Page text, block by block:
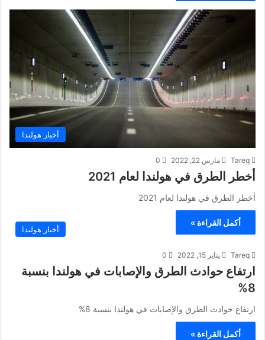
أخبار هولندا
Tareq مارس 22, 2022 0
أخطر الطرق في هولندا لعام 2021
أخطر الطرق في هولندا لعام 2021
أكمل القراءة »
أخبار هولندا
Tareq يناير 15, 2022 0
ارتفاع حوادث الطرق والإصابات في هولندا بنسبة
8%
ارتفاع حوادث الطرق والإصابات في هولندا بنسبة 8%
أكمل القراءة »